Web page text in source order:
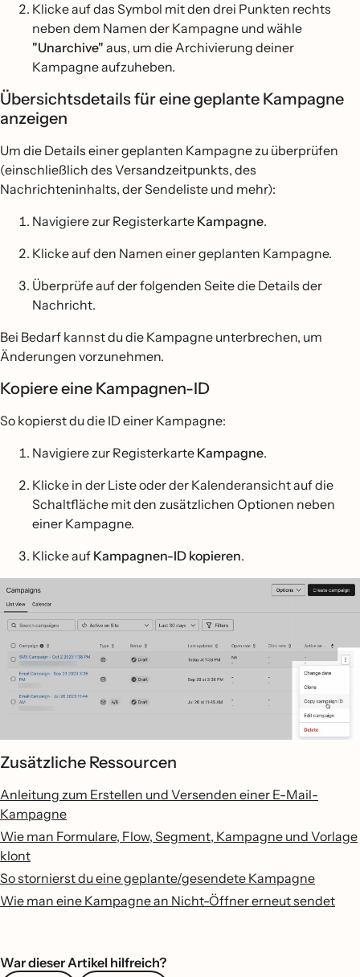
Klicke auf das Symbol mit den drei Punkten rechts
neben dem Namen der Kampagne und wähle
"Unarchive" aus, um die Archivierung deiner
Kampagne aufzuheben.
Übersichtsdetails für eine geplante Kampagne
anzeigen
Um die Details einer geplanten Kampagne zu überprüfen
(einschließlich des Versandzeitpunkts, des
Nachrichteninhalts, der Sendeliste und mehr):
Navigiere zur Registerkarte Kampagne.
Klicke auf den Namen einer geplanten Kampagne.
Überprüfe auf der folgenden Seite die Details der
Nachricht.
Bei Bedarf kannst du die Kampagne unterbrechen, um
Änderungen vorzunehmen.
Kopiere eine Kampagnen-ID
So kopierst du die ID einer Kampagne:
Navigiere zur Registerkarte Kampagne.
Klicke in der Liste oder der Kalenderansicht auf die
Schaltfläche mit den zusätzlichen Optionen neben
einer Kampagne.
Klicke auf Kampagnen-ID kopieren.
Zusätzliche Ressourcen
Anleitung zum Erstellen und Versenden einer E-Mail-
Kampagne
Wie man Formulare, Flow, Segment, Kampagne und Vorlage
klont
So stornierst du eine geplante/gesendete Kampagne
Wie man eine Kampagne an Nicht-Öffner erneut sendet
War dieser Artikel hilfreich?